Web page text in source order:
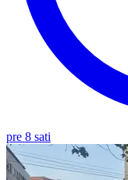
pre 8 sati